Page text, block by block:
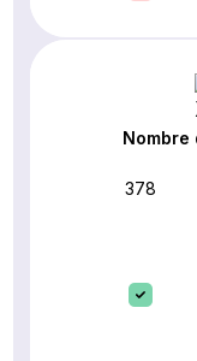
378